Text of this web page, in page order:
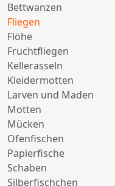
Bettwanzen
Fliegen
Flöhe
Fruchtfliegen
Kellerasseln
Kleidermotten
Larven und Maden
Motten
Mücken
Ofenfischen
Papierfische
Schaben
Silberfischchen